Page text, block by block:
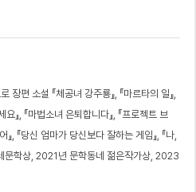
편 소설 『체공녀 강주룡』, 『마르타의 일』,
』, 『마법소녀 은퇴합니다』, 『프로젝트 브
』, 『당신 엄마가 당신보다 잘하는 게임』, 『나,
문학상, 2021년 문학동네 젊은작가상, 2023